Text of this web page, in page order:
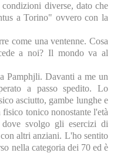
diverse, dato che
a Torino" ovvero con la
come una ventenne. Cosa
a noi? Il mondo va al
Pamphjli. Davanti a me un
a passo spedito. Lo
asciutto, gambe lunghe e
tonico nonostante l'età
svolgo gli esercizi di
altri anziani. L'ho sentito
nella categoria dei 70 ed è